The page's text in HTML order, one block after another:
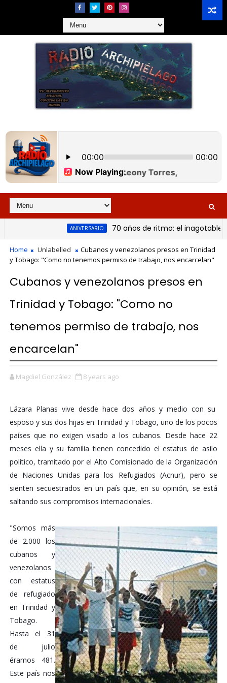
ANIVERSARIO 70 años de ritmo: el inagotable
Home Unlabelled
Cubanos y venezolanos presos en Trinidad
y Tobago: "Como no tenemos permiso de trabajo, nos encarcelan"
Cubanos y venezolanos presos en
Trinidad y Tobago: "Como no
tenemos permiso de trabajo, nos
encarcelan"
Magdiel González 8 years ago
Lázara Planas vive desde hace dos años y medio con su
esposo y sus dos hijas en Trinidad y Tobago, uno de los pocos
países que no exigen visado a los cubanos. Desde hace 22
meses ella y su familia tienen concedido el estatus de asilo
político, tramitado por el Alto Comisionado de la Organización
de Naciones Unidas para los Refugiados (Acnur), pero se
sienten secuestrados en un país que, en su opinión, se está
saltando sus compromisos internacionales.
"Somos más
de 2.000 los
cubanos y
venezolanos
con estatus
de refugiado
en Trinidad y
Tobago.
Hasta el 31
de julio
éramos 481.
Este país nos